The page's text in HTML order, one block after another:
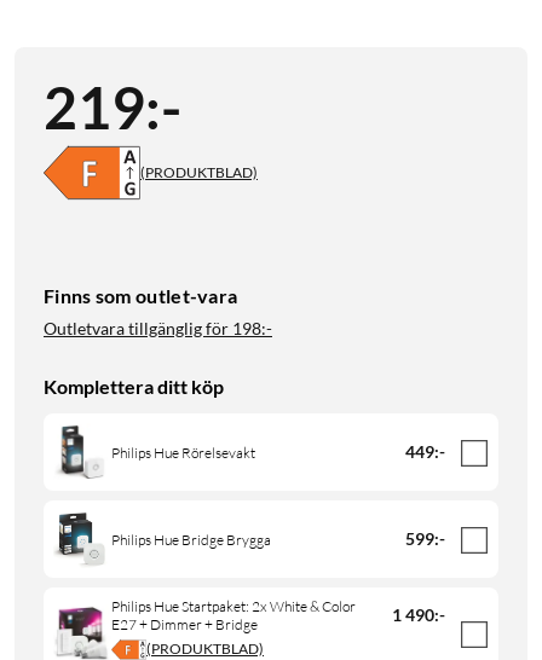
219:-
(PRODUKTBLAD)
Finns som outlet-vara
Outletvara tillgänglig för 198:-
Komplettera ditt köp
Philips Hue Rörelsevakt 449:-
Philips Hue Bridge Brygga 599:-
Philips Hue Startpaket: 2x White & Color
E27 + Dimmer + Bridge
1 490:-
(PRODUKTBLAD)